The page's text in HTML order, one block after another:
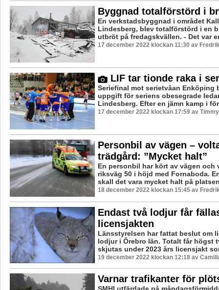
Byggnad totalförstörd i
En verkstadsbyggnad i området
Lindesberg, blev totalförstörd i en
utbröt på fredagskvällen. - Det var
17 december 2022 klockan 11:30 av
LIF tar tionde raka i
Seriefinal mot serietvåan Enköping
uppgift för seriens obesegrade
Lindesberg. Efter en jämn kamp i
17 december 2022 klockan 17:59 av
Personbil av vägen –
trädgård: ”Mycket halt”
En personbil har kört av vägen och
riksväg 50 i höjd med Fornaboda.
skall det vara mycket halt på
18 december 2022 klockan 15:45 av
Endast två lodjur får
licensjakten
Länsstyrelsen har fattat beslut om
lodjur i Örebro län. Totalt får högst
skjutas under 2023 års licensjakt
19 december 2022 klockan 12:18 av
Varnar trafikanter för
SMHI utfärdade på